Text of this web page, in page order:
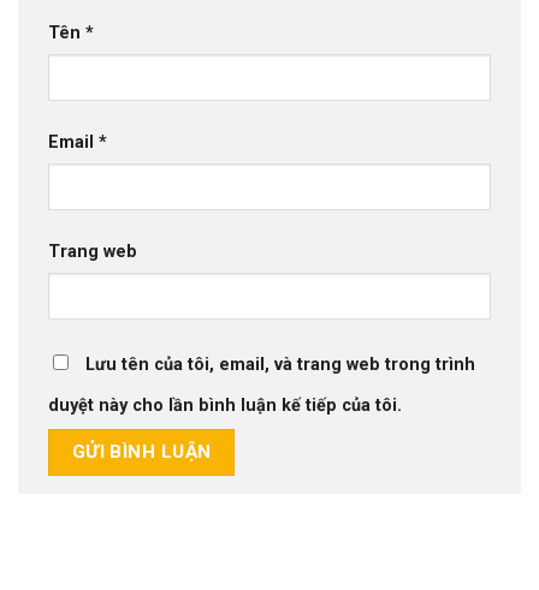
Tên *
Email *
Trang web
Lưu tên của tôi, email, và trang web trong trình
duyệt này cho lần bình luận kế tiếp của tôi.